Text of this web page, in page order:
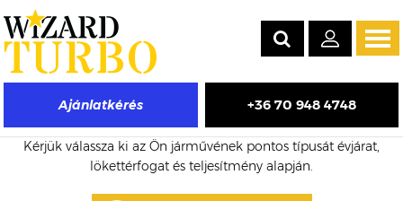
Ajánlatkérés +36 70 948 4748
BMW 435d eladó turbó árak
Kérjük válassza ki az Ön járművének pontos típusát évjárat,
lökettérfogat és teljesítmény alapján.